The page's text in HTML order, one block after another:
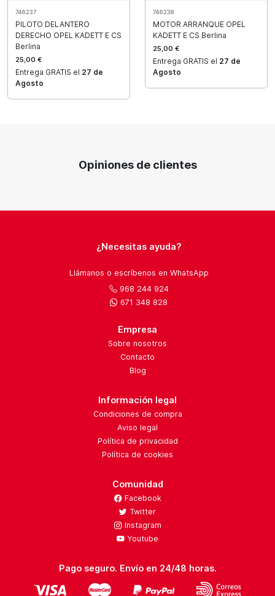
746237
PILOTO DELANTERO
DERECHO OPEL KADETT E CS
Berlina
25,00 €
Entrega GRATIS el 27 de
Agosto
746238
MOTOR ARRANQUE OPEL
KADETT E CS Berlina
25,00 €
Entrega GRATIS el 27 de
Agosto
Opiniones de clientes
¿Necesitas ayuda?
Llámanos o escríbenos en WhatsApp
968 244 924
671 348 828
Empresa
Sobre nosotros
Contacto
Blog
Información legal
Condiciones de compra
Aviso legal
Política de privacidad
Política de cookies
Comunidad
Facebook
Twitter
Instagram
Youtube
Pago seguro. Envío en 24/48 horas.